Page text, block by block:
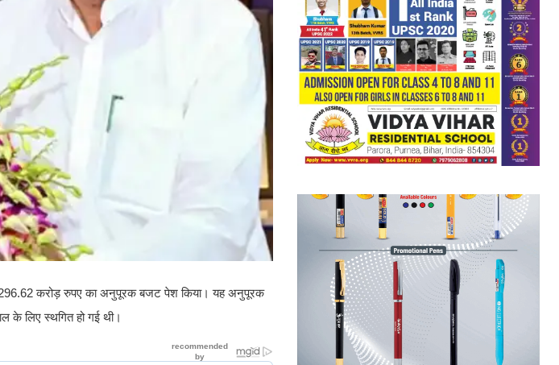
करोड़ रुपए का अनुपूरक बजट पेश किया। यह अनुपूरक
के लिए स्थगित हो गई थी।